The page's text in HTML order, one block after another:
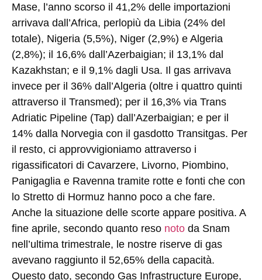
Mase, l’anno scorso il 41,2% delle importazioni
arrivava dall’Africa, perlopiù da Libia (24% del
totale), Nigeria (5,5%), Niger (2,9%) e Algeria
(2,8%); il 16,6% dall’Azerbaigian; il 13,1% dal
Kazakhstan; e il 9,1% dagli Usa. Il gas arrivava
invece per il 36% dall’Algeria (oltre i quattro quinti
attraverso il Transmed); per il 16,3% via Trans
Adriatic Pipeline (Tap) dall’Azerbaigian; e per il
14% dalla Norvegia con il gasdotto Transitgas. Per
il resto, ci approvvigioniamo attraverso i
rigassificatori di Cavarzere, Livorno, Piombino,
Panigaglia e Ravenna tramite rotte e fonti che con
lo Stretto di Hormuz hanno poco a che fare.
Anche la situazione delle scorte appare positiva. A
fine aprile, secondo quanto reso noto da Snam
nell’ultima trimestrale, le nostre riserve di gas
avevano raggiunto il 52,65% della capacità.
Questo dato, secondo Gas Infrastructure Europe,